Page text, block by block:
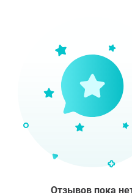
Отзывов пока